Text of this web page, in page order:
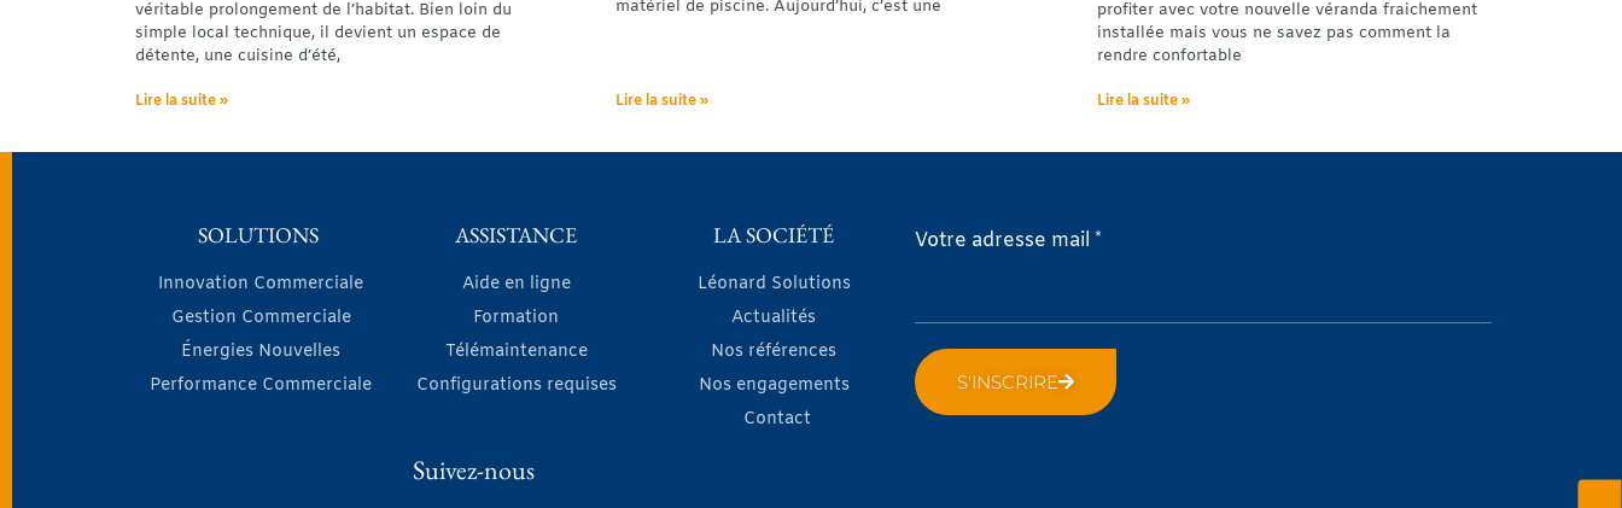
véritable prolongement de l’habitat. Bien loin du
simple local technique, il devient un espace de
détente, une cuisine d’été,
Lire la suite »
matériel de piscine. Aujourd’hui, c’est une
Lire la suite »
profiter avec votre nouvelle véranda fraichement
installée mais vous ne savez pas comment la
rendre confortable
Lire la suite »
SOLUTIONS
Innovation Commerciale
Gestion Commerciale
Énergies Nouvelles
Performance Commerciale
ASSISTANCE
Aide en ligne
Formation
Télémaintenance
Configurations requises
LA SOCIÉTÉ
Léonard Solutions
Actualités
Nos références
Nos engagements
Contact
Votre adresse mail *
S'INSCRIRE
Suivez-nous